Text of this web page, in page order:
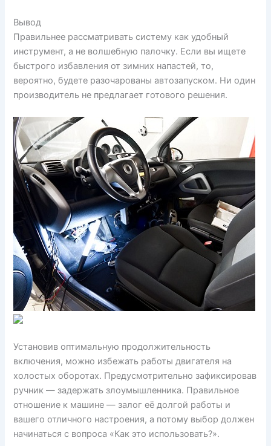
Вывод
Правильнее рассматривать систему как удобный
инструмент, а не волшебную палочку. Если вы ищете
быстрого избавления от зимних напастей, то,
вероятно, будете разочарованы автозапуском. Ни один
производитель не предлагает готового решения.
Установив оптимальную продолжительность
включения, можно избежать работы двигателя на
холостых оборотах. Предусмотрительно зафиксировав
ручник — задержать злоумышленника. Правильное
отношение к машине — залог её долгой работы и
вашего отличного настроения, а потому выбор должен
начинаться с вопроса «Как это использовать?».